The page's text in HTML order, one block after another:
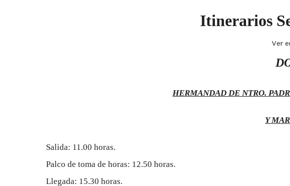
Itinerarios
Ver
HERMANDAD DE NTRO.
Y
Salida: 11.00 horas.
Palco de toma de horas: 12.50 horas.
Llegada: 15.30 horas.